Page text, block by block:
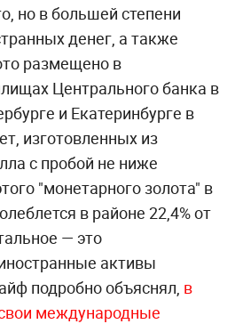
но в большей степени
денег, а также
размещено в
Центрального банка в
и Екатеринбурге в
изготовленных из
с пробой не ниже
"монетарного золота" в
в районе 22,4% от
— это
активы
подробно объяснял, в
международные